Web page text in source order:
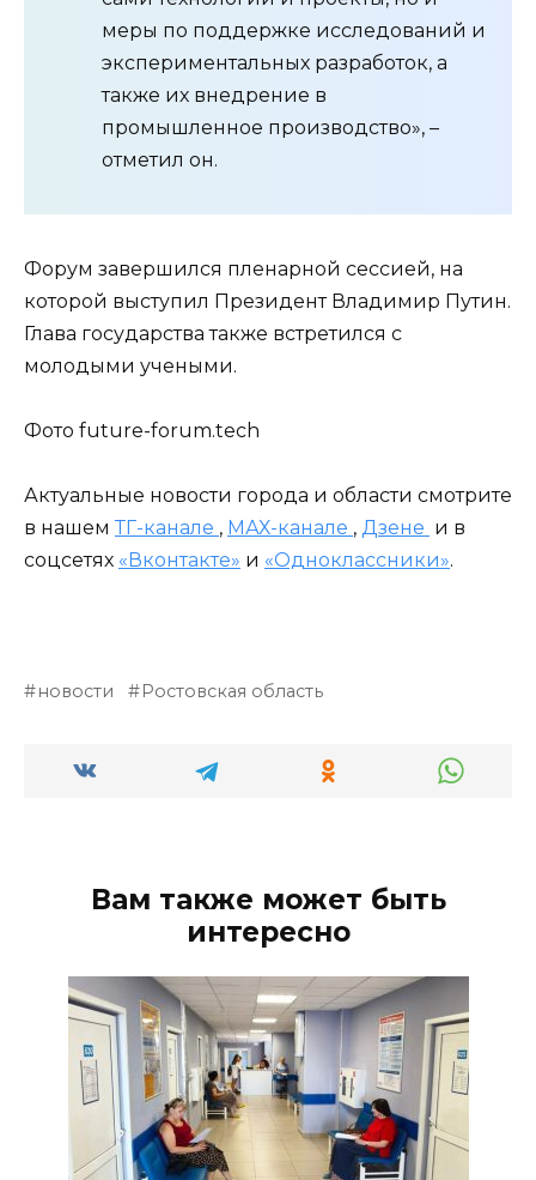
меры по поддержке исследований и
экспериментальных разработок, а
также их внедрение в
промышленное производство», –
отметил он.
Форум завершился пленарной сессией, на
которой выступил Президент Владимир Путин.
Глава государства также встретился с
молодыми учеными.
Фото future-forum.tech
Актуальные новости города и области смотрите
в нашем ТГ-канале , МАХ-канале , Дзене и в
соцсетях «Вконтакте» и «Одноклассники».
новости Ростовская область
Вам также может быть
интересно